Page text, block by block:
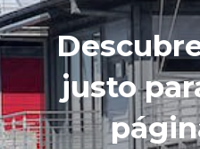
justo